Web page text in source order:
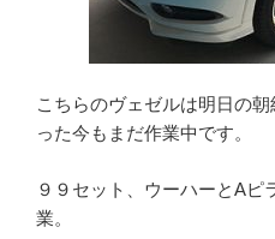
こちらのヴェゼルは明日の
った今もまだ作業中です。
９９セット、ウーハーとAピ
業。